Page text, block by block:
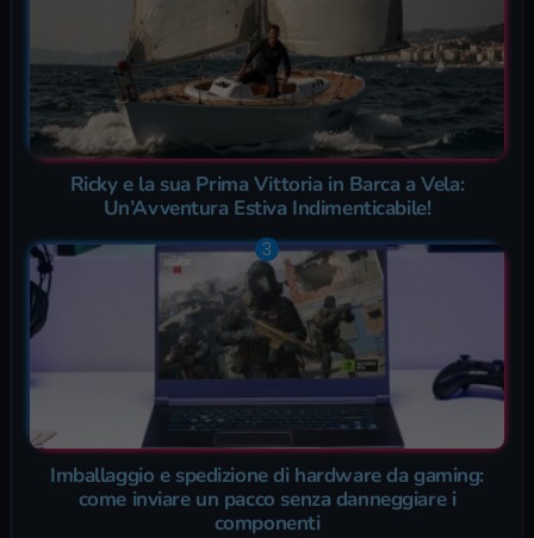
Ricky e la sua Prima Vittoria in Barca a Vela:
Un’Avventura Estiva Indimenticabile!
Imballaggio e spedizione di hardware da gaming:
come inviare un pacco senza danneggiare i
componenti